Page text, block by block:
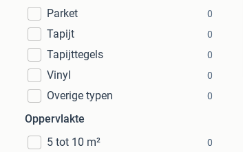
Parket 0
Tapijt 0
Tapijttegels 0
Vinyl 0
Overige typen 0
Oppervlakte
5 tot 10 m²
0